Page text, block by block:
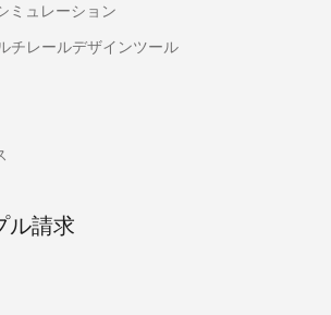
ミュレーション
チレールデザインツール
ル請求